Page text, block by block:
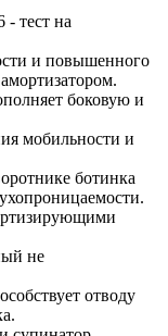
тест на
и повышенного
боковую и
мобильности и
ботинка
не
отводу